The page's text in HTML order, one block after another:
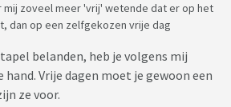
mij zoveel meer 'vrij' wetende dat er op het
dan op een zelfgekozen vrije dag
belanden, heb je volgens mij
Vrije dagen moet je gewoon een
ze voor.